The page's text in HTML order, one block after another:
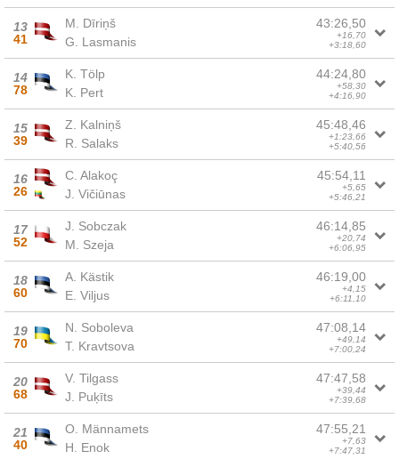
13
41
M. Dīriņš
G. Lasmanis
43:26,50
+16,70
+3:18,60
14
78
K. Tölp
K. Pert
44:24,80
+58,30
+4:16,90
15
39
Z. Kalniņš
R. Salaks
45:48,46
+1:23,66
+5:40,56
16
26
C. Alakoç
J. Vičiūnas
45:54,11
+5,65
+5:46,21
17
52
J. Sobczak
M. Szeja
46:14,85
+20,74
+6:06,95
18
60
A. Kästik
E. Viljus
46:19,00
+4,15
+6:11,10
19
70
N. Soboleva
T. Kravtsova
47:08,14
+49,14
+7:00,24
20
68
V. Tilgass
J. Puķīts
47:47,58
+39,44
+7:39,68
21
40
O. Männamets
H. Enok
47:55,21
+7,63
+7:47,31